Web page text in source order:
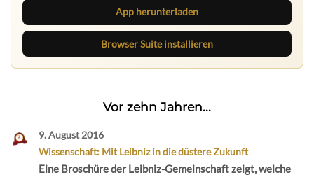
App herunterladen
Browser Suite installieren
Vor zehn Jahren...
9. August 2016
Wissenschaft: Mit Leibniz in die düstere Zukunft
Eine Broschüre der Leibniz-Gemeinschaft zeigt, welche